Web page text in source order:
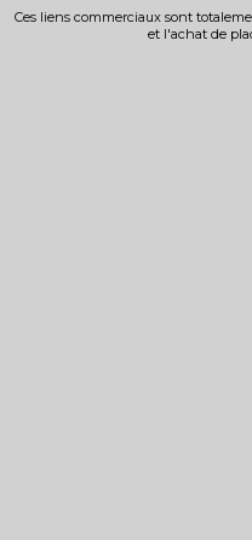
Ces liens commerciaux sont
et l'achat de